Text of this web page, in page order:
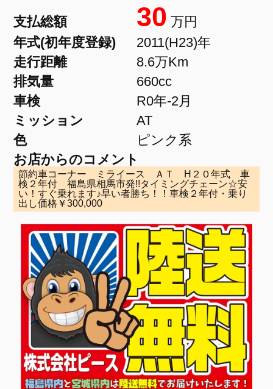
支払総額 30 万円
年式(初年度登録)
2011(H23)年
走行距離
8.6万Km
排気量
660cc
車検
R0年-2月
ミッション
AT
色
ピンク系
お店からのコメント
節約車コーナー ミライース ＡＴ H２０年式 車
検２年付 福島県相馬市発!!タイミングチェーン☆安
い！すぐ乗れます♪早い者勝ち！！車検２年付・乗り
出し価格￥300,000